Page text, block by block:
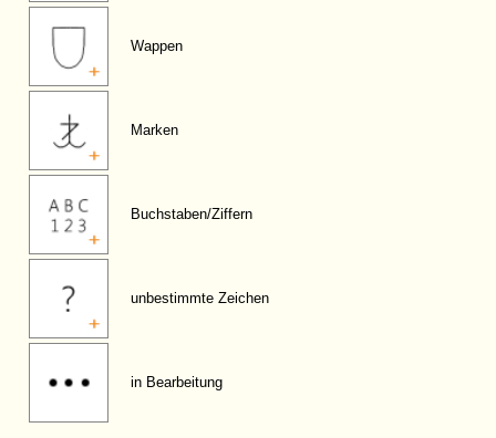
Wappen
Marken
Buchstaben/Ziffern
unbestimmte Zeichen
in Bearbeitung